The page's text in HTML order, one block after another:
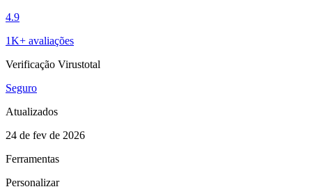
4.9
1K+ avaliações
Verificação Virustotal
Seguro
Atualizados
24 de fev de 2026
Ferramentas
Personalizar